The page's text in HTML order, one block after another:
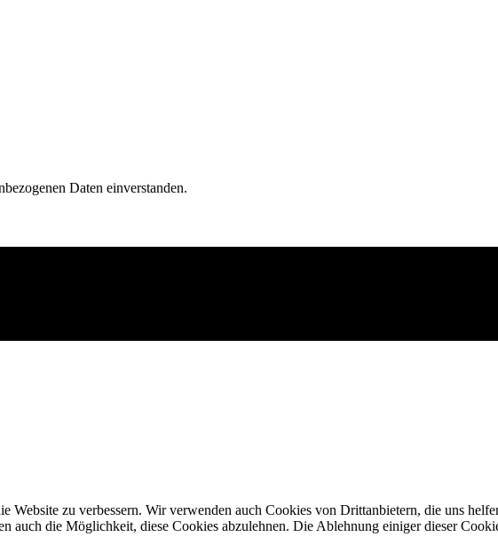
Daten einverstanden.
Website zu verbessern. Wir verwenden auch Cookies von Drittanbietern, die uns
auch die Möglichkeit, diese Cookies abzulehnen. Die Ablehnung einiger dieser